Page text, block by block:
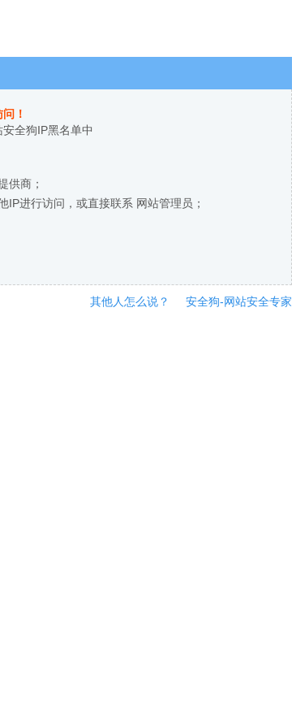
！
全狗IP黑名单中
供商；
IP进行访问，或直接联系 网站管理员；
其他人怎么说？ 安全狗-网站安全专家